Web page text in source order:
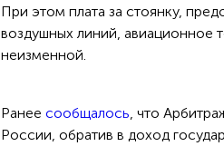
При этом плата за стоянку,
воздушных линий, авиационное
неизменной.
Ранее сообщалось , что
России, обратив в доход